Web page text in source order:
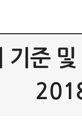
기준